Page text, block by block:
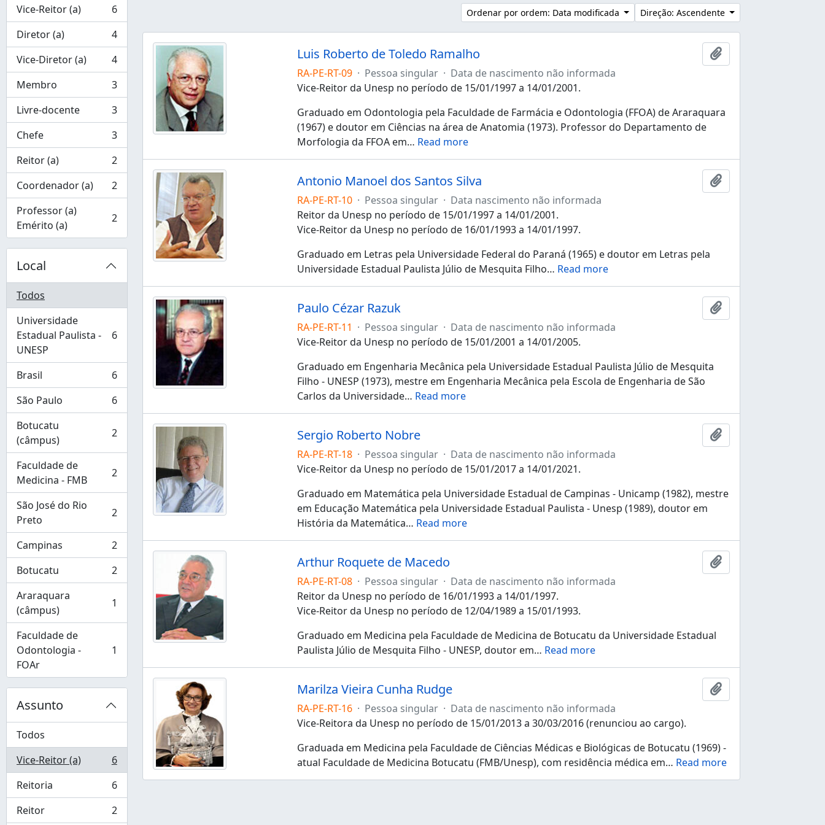
Vice-Reitor (a)
, 6 resultados
6
Diretor (a)
, 4 resultados
4
Vice-Diretor (a)
, 4 resultados
4
Membro
, 3 resultados
3
Livre-docente
, 3 resultados
3
Chefe
, 3 resultados
3
Reitor (a)
, 2 resultados
2
Coordenador (a)
, 2 resultados
2
Professor (a)
Emérito (a)
, 2 resultados 2
Local
Todos
Universidade
Estadual Paulista -
UNESP
, 6 resultados 6
Brasil
, 6 resultados
6
São Paulo
, 6 resultados
6
Botucatu
(câmpus)
, 2 resultados 2
Faculdade de
Medicina - FMB
, 2 resultados 2
São José do Rio
Preto
, 2 resultados 2
Campinas
, 2 resultados
2
Botucatu
, 2 resultados
2
Araraquara
(câmpus)
, 1 resultados 1
Faculdade de
Odontologia -
FOAr
, 1 resultados 1
Assunto
Todos
Vice-Reitor (a)
, 6 resultados
6
Reitoria
, 6 resultados
6
Reitor
, 2 resultados 2
Ordenar por ordem: Data modificada Direção: Ascendente
Luis Roberto de Toledo Ramalho
Adicionar à área de
RA-PE-RT-09 · Pessoa singular · Data de nascimento não informada
Vice-Reitor da Unesp no período de 15/01/1997 a 14/01/2001.
Graduado em Odontologia pela Faculdade de Farmácia e Odontologia (FFOA) de Araraquara
(1967) e doutor em Ciências na área de Anatomia (1973). Professor do Departamento de
Morfologia da FFOA em… Read more
Antonio Manoel dos Santos Silva
Adicionar à área de
RA-PE-RT-10 · Pessoa singular · Data nascimento não informada
Reitor da Unesp no período de 15/01/1997 a 14/01/2001.
Vice-Reitor da Unesp no período de 16/01/1993 a 14/01/1997.
Graduado em Letras pela Universidade Federal do Paraná (1965) e doutor em Letras pela
Universidade Estadual Paulista Júlio de Mesquita Filho… Read more
Paulo Cézar Razuk
Adicionar à área de
RA-PE-RT-11 · Pessoa singular · Data de nascimento não informada
Vice-Reitor da Unesp no período de 15/01/2001 a 14/01/2005.
Graduado em Engenharia Mecânica pela Universidade Estadual Paulista Júlio de Mesquita
Filho - UNESP (1973), mestre em Engenharia Mecânica pela Escola de Engenharia de São
Carlos da Universidade… Read more
Sergio Roberto Nobre
Adicionar à área de
RA-PE-RT-18 · Pessoa singular · Data de nascimento não informada
Vice-Reitor da Unesp no período de 15/01/2017 a 14/01/2021.
Graduado em Matemática pela Universidade Estadual de Campinas - Unicamp (1982), mestre
em Educação Matemática pela Universidade Estadual Paulista - Unesp (1989), doutor em
História da Matemática… Read more
Arthur Roquete de Macedo
Adicionar à área de
RA-PE-RT-08 · Pessoa singular · Data de nascimento não informada
Reitor da Unesp no período de 16/01/1993 a 14/01/1997.
Vice-Reitor da Unesp no período de 12/04/1989 a 15/01/1993.
Graduado em Medicina pela Faculdade de Medicina de Botucatu da Universidade Estadual
Paulista Júlio de Mesquita Filho - UNESP, doutor em… Read more
Marilza Vieira Cunha Rudge
Adicionar à área de
RA-PE-RT-16 · Pessoa singular · Data de nascimento não informada
Vice-Reitora da Unesp no período de 15/01/2013 a 30/03/2016 (renunciou ao cargo).
Graduada em Medicina pela Faculdade de Ciências Médicas e Biológicas de Botucatu (1969) -
atual Faculdade de Medicina Botucatu (FMB/Unesp), com residência médica em… Read more